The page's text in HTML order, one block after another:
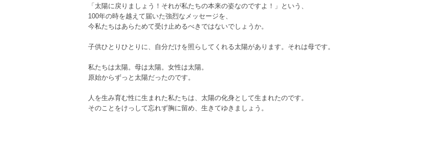
「太陽に戻りましょう！それが私たちの本来の姿なのですよ！」という、
100年の時を越えて届いた強烈なメッセージを、
今私たちはあらためて受け止めるべきではないでしょうか。
子供ひとりひとりに、自分だけを照らしてくれる太陽があります。それは母です。
私たちは太陽。母は太陽。女性は太陽。
原始からずっと太陽だったのです。
人を生み育む性に生まれた私たちは、太陽の化身として生まれたのです。
そのことをけっして忘れず胸に留め、生きてゆきましょう。